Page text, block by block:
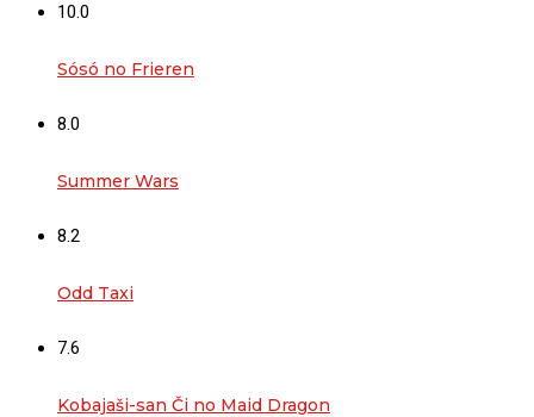
10.0
Sósó no Frieren
8.0
Summer Wars
8.2
Odd Taxi
7.6
Kobajaši-san Či no Maid Dragon